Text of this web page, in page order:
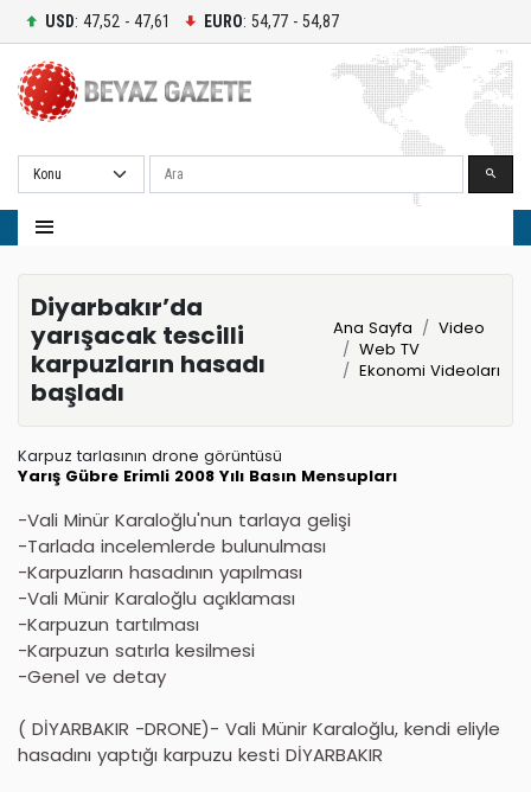
USD: 47,52 - 47,61 EURO: 54,77 - 54,87
Ara
Diyarbakır’da
yarışacak tescilli
karpuzların hasadı
başladı
Ana Sayfa
Video
Web TV
Ekonomi Videoları
Karpuz tarlasının drone görüntüsü
Yarış Gübre Erimli 2008 Yılı Basın Mensupları
-Vali Minür Karaloğlu'nun tarlaya gelişi
-Tarlada incelemlerde bulunulması
-Karpuzların hasadının yapılması
-Vali Münir Karaloğlu açıklaması
-Karpuzun tartılması
-Karpuzun satırla kesilmesi
-Genel ve detay
( DİYARBAKIR -DRONE)- Vali Münir Karaloğlu, kendi eliyle
hasadını yaptığı karpuzu kesti DİYARBAKIR